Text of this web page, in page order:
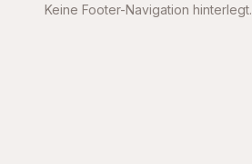
Keine Footer-Navigation hinterlegt.